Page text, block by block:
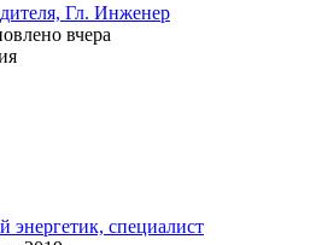
Гл. Инженер
вчера
специалист